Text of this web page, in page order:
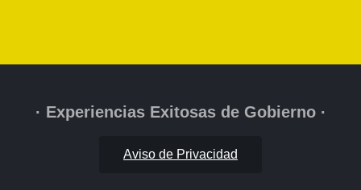
· Experiencias Exitosas de Gobierno ·
Aviso de Privacidad